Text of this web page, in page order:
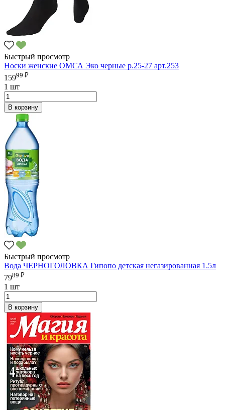
Быстрый просмотр
Носки женские ОМСА Эко черные р.25-27 арт.253
15999 ₽
1 шт
В корзину
Быстрый просмотр
Вода ЧЕРНОГОЛОВКА Гипопо детская негазированная 1.5л
7989 ₽
1 шт
В корзину